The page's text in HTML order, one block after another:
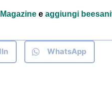
e aggiungi
WhatsApp